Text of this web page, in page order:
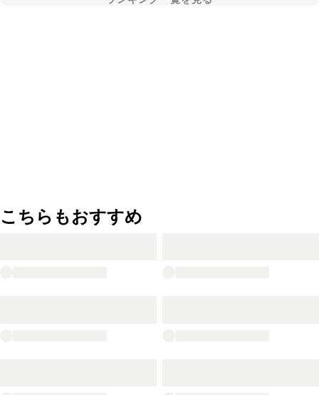
こちらもおすすめ